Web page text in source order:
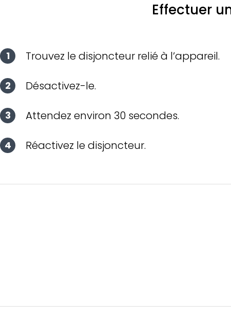
Effectuer
Trouvez le disjoncteur relié à l’appareil.
Désactivez-le.
Attendez environ 30 secondes.
Réactivez le disjoncteur.